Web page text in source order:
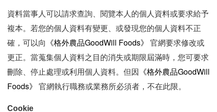
資料當事人可以請求查詢、閱覽本人的個人資料或要求給予
複本。若您的個人資料有變更、或發現您的個人資料不正
確，可以向
《格外農品GoodWill Foods》 官網要求修改或
更正。當蒐集個人資料之目的消失或期限屆滿時，您可要求
刪除、停止處理或利用個人資料。但因
《格外農品GoodWill
Foods》
官網執行職務或業務所必須者，不在此限。
Cookie